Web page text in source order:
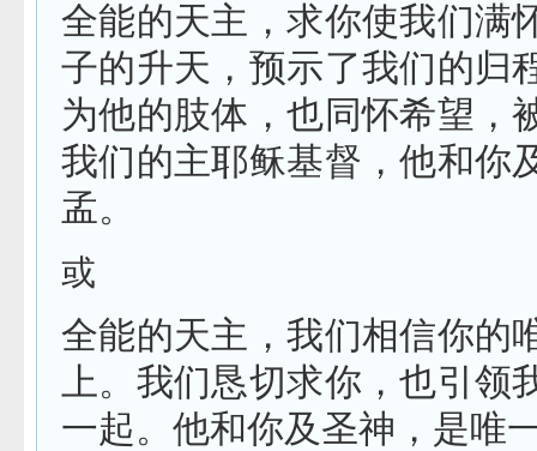
全能的天主，求你使我们满
子的升天，预示了我们的归
为他的肢体，也同怀希望，
我们的主耶稣基督，他和你
孟。
或
全能的天主，我们相信你的
上。我们恳切求你，也引领
一起。他和你及圣神，是唯